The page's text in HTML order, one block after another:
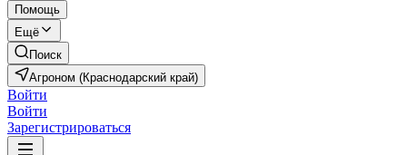
Помощь
Ещё
Поиск
Агроном (Краснодарский край)
Войти
Войти
Зарегистрироваться